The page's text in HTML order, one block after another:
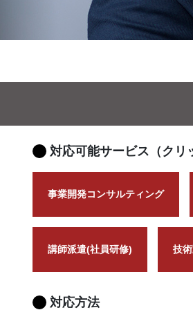
対応可能サービス（クリ
事業開発コンサルティング
講師派遣(社員研修) 技
対応方法